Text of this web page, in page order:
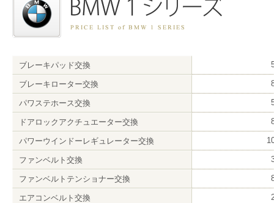
ブレーキパッド交換
ブレーキローター交換
パワステホース交換
ドアロックアクチュエーター交換
パワーウインドーレギュレーター交換
ファンベルト交換
ファンベルトテンショナー交換
エアコンベルト交換